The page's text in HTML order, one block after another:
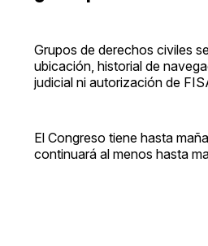
Grupos de derechos civiles
ubicación, historial de
judicial ni autorización de
El Congreso tiene hasta
continuará al menos hasta